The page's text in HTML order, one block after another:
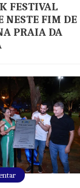
FESTIVAL
NESTE FIM DE
PRAIA DA